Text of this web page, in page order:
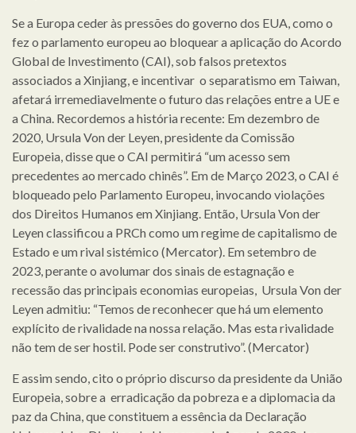
Se a Europa ceder às pressões do governo dos EUA, como o
fez o parlamento europeu ao bloquear a aplicação do Acordo
Global de Investimento (CAI), sob falsos pretextos
associados a Xinjiang, e incentivar o separatismo em Taiwan,
afetará irremediavelmente o futuro das relações entre a UE e
a China. Recordemos a história recente: Em dezembro de
2020, Ursula Von der Leyen, presidente da Comissão
Europeia, disse que o CAI permitirá “um acesso sem
precedentes ao mercado chinês”. Em de Março 2023, o CAI é
bloqueado pelo Parlamento Europeu, invocando violações
dos Direitos Humanos em Xinjiang. Então, Ursula Von der
Leyen classificou a PRCh como um regime de capitalismo de
Estado e um rival sistémico (Mercator). Em setembro de
2023, perante o avolumar dos sinais de estagnação e
recessão das principais economias europeias, Ursula Von der
Leyen admitiu: “Temos de reconhecer que há um elemento
explícito de rivalidade na nossa relação. Mas esta rivalidade
não tem de ser hostil. Pode ser construtivo”. (Mercator)
E assim sendo, cito o próprio discurso da presidente da União
Europeia, sobre a erradicação da pobreza e a diplomacia da
paz da China, que constituem a essência da Declaração